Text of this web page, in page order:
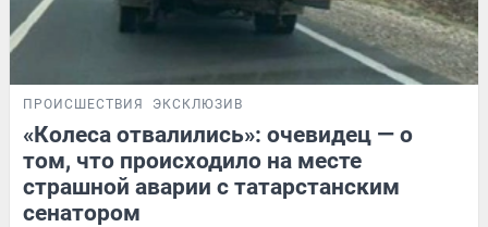
ПРОИСШЕСТВИЯ ЭКСКЛЮЗИВ
«Колеса отвалились»: очевидец — о
том, что происходило на месте
страшной аварии с татарстанским
сенатором